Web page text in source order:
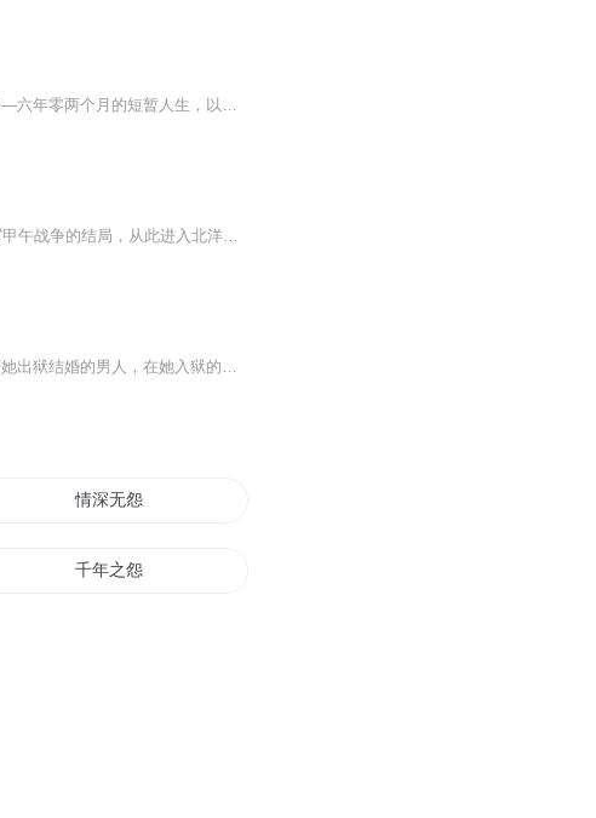
本书作者以文字和照片，记录下儿子秋雪—一个患有唐氏综合征兼重度心脏病的孩子—六年零两个月的短暂人生，以及一家人一起度过的那段幸福时光。 几乎在任何人看来，秋雪都是不幸的，拥有秋雪这样一个伴有严重心脏病的唐氏儿，这样的父母与家庭就更加不幸。可他们面对命运的不幸，却也活得仿佛身在天堂。
为风流阳哥合成21世纪的军事发烧友王辰浩意外穿越回到清末，凭借着猥琐战术改写甲午战争的结局，从此进入北洋发展。 对内，他练新军、筹军费、造兵舰、立工业、建民生、兴教育、创科技、图国强，终于被他抢了袁世凯的戏份，登上了大独裁者的宝座。 对外，他游走于列强之间，挑拨离间只是小儿科，煽风点火不算过瘾，制造矛盾那是必须的，连横合纵都用来骗人，远交近攻正是拿手好戏，坚船利炮只是吓唬人，搂草打兔子才是王道。
内容介绍：她二十岁那年，为了救一个男人而入狱，出狱后却发现口口声声说着会等她出狱结婚的男人，在她入狱的第一年就结婚了。背负着“杀人犯”的罪名，她不得不走进她以前从来不屑的地方工作。奢华的高级会所，是有钱人的销金窟、温柔乡，对她来说却是地狱一般的地方。只是，她没想到，在地狱，也会遇见天使。演播人：译仁
情深无怨
千年之怨